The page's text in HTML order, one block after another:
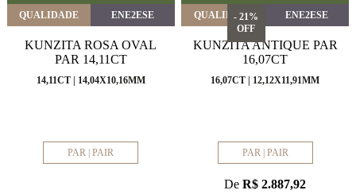
QUALIDADE ENE2ESE
KUNZITA ROSA OVAL
PAR 14,11CT
14,11CT | 14,04X10,16MM
PAR | PAIR
- 21%
OFF
QUALIDADE ENE2ESE
KUNZITA ANTIQUE PAR
16,07CT
16,07CT | 12,12X11,91MM
PAR | PAIR
DeR$ 2.887,92